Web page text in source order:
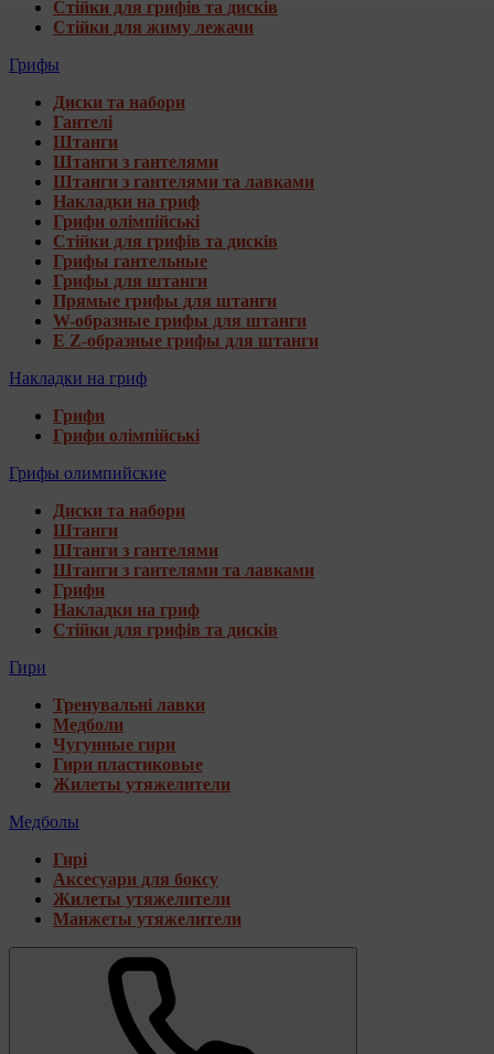
Стійки для грифів та дисків
Стійки для жиму лежачи
Грифы
Диски та набори
Гантелі
Штанги
Штанги з гантелями
Штанги з гантелями та лавками
Накладки на гриф
Грифи олімпійські
Стійки для грифів та дисків
Грифы гантельные
Грифы для штанги
Прямые грифы для штанги
W-образные грифы для штанги
E Z-образные грифы для штанги
Накладки на гриф
Грифи
Грифи олімпійські
Грифы олимпийские
Диски та набори
Штанги
Штанги з гантелями
Штанги з гантелями та лавками
Грифи
Накладки на гриф
Стійки для грифів та дисків
Гири
Тренувальні лавки
Медболи
Чугунные гири
Гири пластиковые
Жилеты утяжелители
Медболы
Гирі
Аксесуари для боксу
Жилеты утяжелители
Манжеты утяжелители